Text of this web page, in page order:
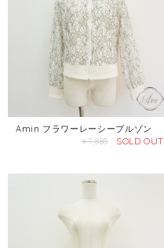
Amin フラワーレーシーブルゾン
¥7,885
SOLD OUT